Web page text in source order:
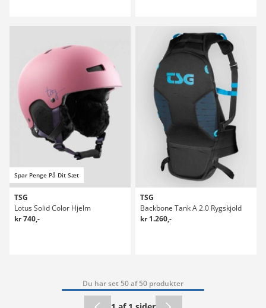
Spar Penge På Dit Sæt
TSG
Lotus Solid Color Hjelm
kr 740,-
TSG
Backbone Tank A 2.0 Rygskjold
kr 1.260,-
Du har set 50 af 50 produkter